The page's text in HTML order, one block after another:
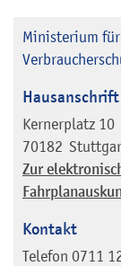
Ministerium
Hausanschrift
Kernerplatz 10
70182
Zur
Kontakt
Telefon 0711